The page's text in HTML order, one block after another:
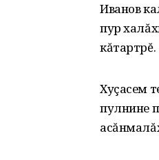
Иванов
пур
кăтартрĕ.
Хуçасем
пулнине